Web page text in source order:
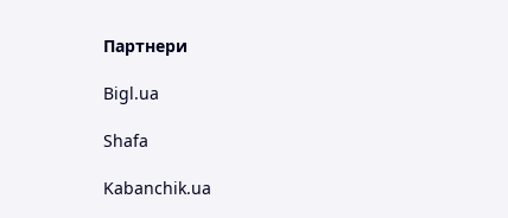
Партнери
Bigl.ua
Shafa
Kabanchik.ua